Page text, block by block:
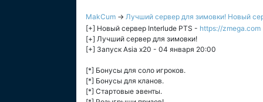
MakCum → Лучший сервер для зимовки! Новый
[+] Новый сервер Interlude PTS - https://zmega.com
[+] Лучший сервер для зимовки!
[+] Запуск Asia x20 - 04 января 20:00
[*] Бонусы для соло игроков.
[*] Бонусы для кланов.
[*] Стартовые эвенты.